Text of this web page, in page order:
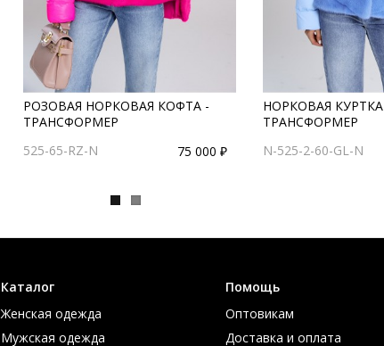
РОЗОВАЯ НОРКОВАЯ КОФТА -
ТРАНСФОРМЕР
525-65-RZ-N
75 000 ₽
НОРКОВАЯ КУРТКА
ТРАНСФОРМЕР
N-525-2-60-GL-N
Каталог
Женская одежда
Мужская одежда
Помощь
Оптовикам
Доставка и оплата